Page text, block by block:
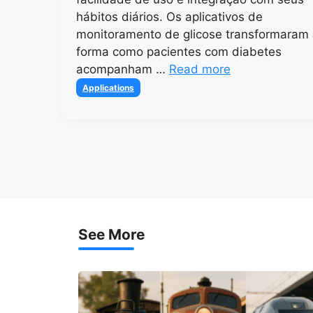
hábitos diários. Os aplicativos de
monitoramento de glicose transformaram
forma como pacientes com diabetes
acompanham … Read more
Categories
Applications
See More